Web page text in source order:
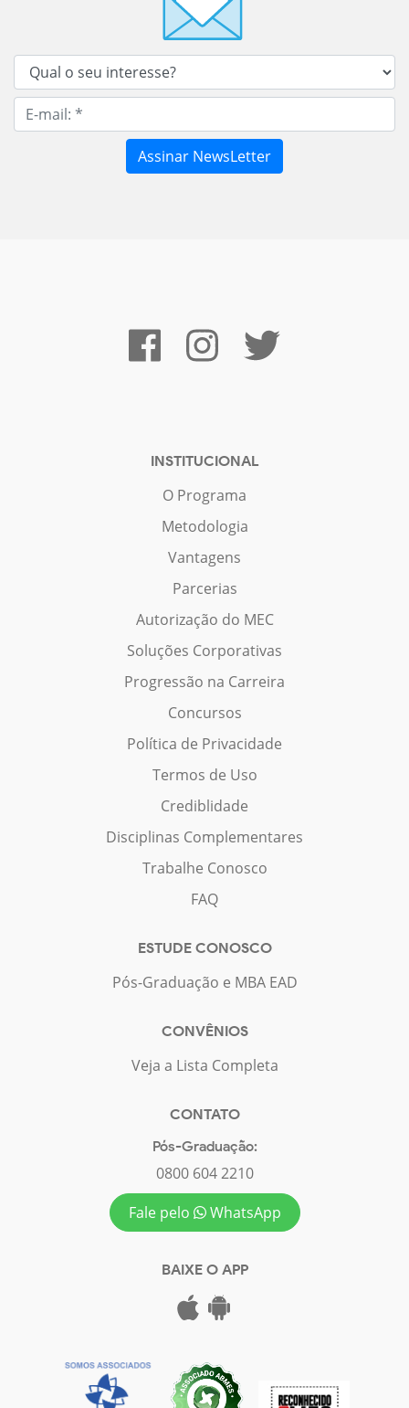
INSTITUCIONAL
O Programa
Metodologia
Vantagens
Parcerias
Autorização do MEC
Soluções Corporativas
Progressão na Carreira
Concursos
Política de Privacidade
Termos de Uso
Crediblidade
Disciplinas Complementares
Trabalhe Conosco
FAQ
ESTUDE CONOSCO
Pós-Graduação e MBA EAD
CONVÊNIOS
Veja a Lista Completa
CONTATO
Pós-Graduação:
0800 604 2210
Fale pelo
WhatsApp
BAIXE O APP